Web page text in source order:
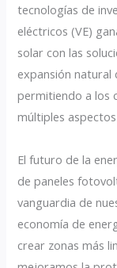
tecnologías de
eléctricos (VE)
solar con las
expansión natural
permitiendo a los
múltiples
El futuro de la
de paneles
vanguardia de
economía de
crear zonas más